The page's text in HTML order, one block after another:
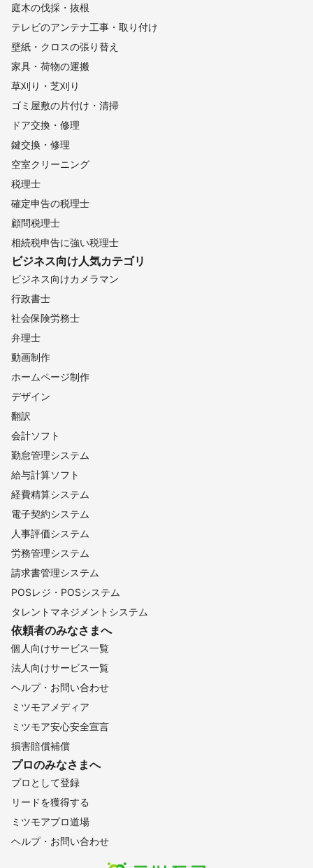
庭木の伐採・抜根
テレビのアンテナ工事・取り付け
壁紙・クロスの張り替え
家具・荷物の運搬
草刈り・芝刈り
ゴミ屋敷の片付け・清掃
ドア交換・修理
鍵交換・修理
空室クリーニング
税理士
確定申告の税理士
顧問税理士
相続税申告に強い税理士
ビジネス向け人気カテゴリ
ビジネス向けカメラマン
行政書士
社会保険労務士
弁理士
動画制作
ホームページ制作
デザイン
翻訳
会計ソフト
勤怠管理システム
給与計算ソフト
経費精算システム
電子契約システム
人事評価システム
労務管理システム
請求書管理システム
POSレジ・POSシステム
タレントマネジメントシステム
依頼者のみなさまへ
個人向けサービス一覧
法人向けサービス一覧
ヘルプ・お問い合わせ
ミツモアメディア
ミツモア安心安全宣言
損害賠償補償
プロのみなさまへ
プロとして登録
リードを獲得する
ミツモアプロ道場
ヘルプ・お問い合わせ